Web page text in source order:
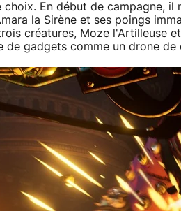
En début de campagne, il
la Sirène et ses poings
créatures, Moze l'Artilleuse
de gadgets comme un drone de